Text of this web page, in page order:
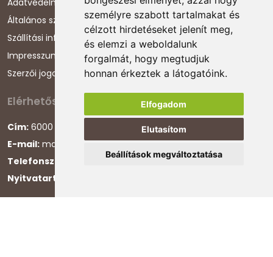
személyre szabott tartalmakat és
célzott hirdetéseket jelenít meg,
és elemzi a weboldalunk
forgalmát, hogy megtudjuk
honnan érkeztek a látogatóink.
Elfogadom
Elutasítom
Beállítások megváltoztatása
Általános szerződési feltételek
Szállítási információk
Impresszum
Szerzői jogok
Elérhetőségeink
Cím: 6000 Kecskemét, Darázs utca 1.
E-mail: magyarcsaladellato@gmail.com
Telefonszám:
+36 30 868 88 75
Nyitvatartás: